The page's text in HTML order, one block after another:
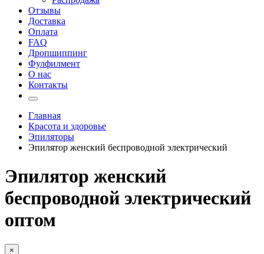
Отзывы
Доставка
Оплата
FAQ
Дропшиппинг
Фулфилмент
О нас
Контакты
Главная
Красота и здоровье
Эпиляторы
Эпилятор женский беспроводной электрический
Эпилятор женский
беспроводной электрический
оптом
×